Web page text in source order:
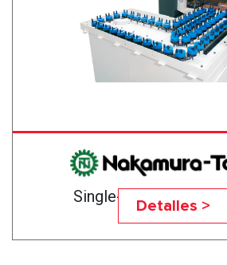
Single-Layer Work
Detalles >